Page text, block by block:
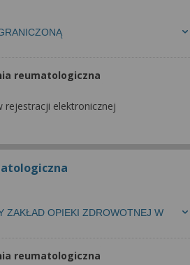
reumatologiczna
rejestracji elektronicznej
ZAKŁAD OPIEKI ZDROWOTNEJ W
reumatologiczna